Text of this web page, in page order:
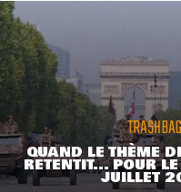
TRASHBAG
QUAND LE THÈME
RETENTIT... POUR
JUILLET